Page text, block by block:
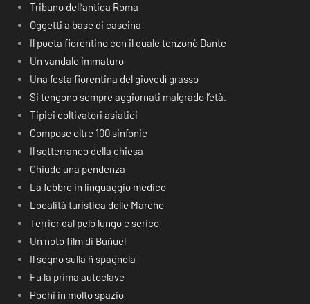
Tribuno dell’antica Roma
Oggetti a base di caseina
Il poeta fiorentino con il quale tenzonò Dante
Un vandalo immaturo
Una festa fiorentina del giovedì grasso
Si tengono sempre aggiornati malgrado l’età.
Tipici coltivatori asiatici
Compose oltre 100 sinfonie
Il sotterraneo della chiesa
Chiude una pendenza
La febbre in linguaggio medico
Località turistica delle Marche
Terrier dal pelo lungo e serico
Un noto film di Buñuel
Il segno sulla ñ spagnola
Fu la prima autoclave
Pochi in molto spazio